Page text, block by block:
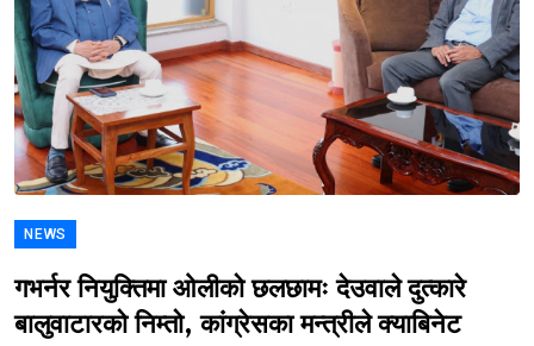
NEWS
गभर्नर नियुक्तिमा ओलीको छलछामः देउवाले दुत्कारे
बालुवाटारको निम्तो, कांग्रेसका मन्त्रीले क्याबिनेट